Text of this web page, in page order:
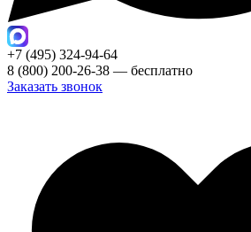
+7 (495) 324-94-64
8 (800) 200-26-38 — бесплатно
Заказать звонок